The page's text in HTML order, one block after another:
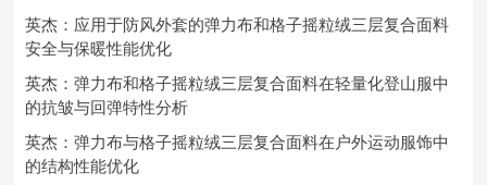
英杰：应用于防风外套的弹力布和格子摇粒绒三层复合面料
安全与保暖性能优化
英杰：弹力布和格子摇粒绒三层复合面料在轻量化登山服中
的抗皱与回弹特性分析
英杰：弹力布与格子摇粒绒三层复合面料在户外运动服饰中
的结构性能优化